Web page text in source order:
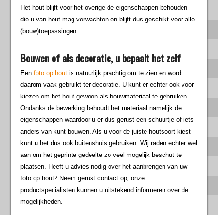
Het hout blijft voor het overige de eigenschappen behouden
die u van hout mag verwachten en blijft dus geschikt voor alle
(bouw)toepassingen.
Bouwen of als decoratie, u bepaalt het zelf
Eenfoto op hout is natuurlijk prachtig om te zien en wordt
daarom vaak gebruikt ter decoratie. U kunt er echter ook voor
kiezen om het hout gewoon als bouwmateriaal te gebruiken.
Ondanks de bewerking behoudt het materiaal namelijk de
eigenschappen waardoor u er dus gerust een schuurtje of iets
anders van kunt bouwen. Als u voor de juiste houtsoort kiest
kunt u het dus ook buitenshuis gebruiken. Wij raden echter wel
aan om het geprinte gedeelte zo veel mogelijk beschut te
plaatsen. Heeft u advies nodig over het aanbrengen van uw
foto op hout? Neem gerust contact op, onze
productspecialisten kunnen u uitstekend informeren over de
mogelijkheden.